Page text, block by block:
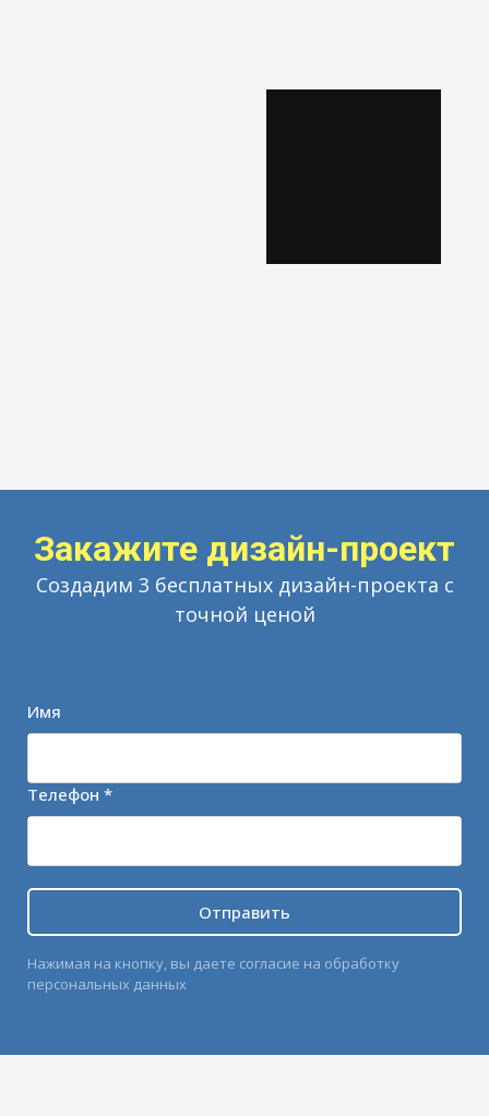
Закажите дизайн-проект
Создадим 3 бесплатных дизайн-проекта с
точной ценой
Имя
Телефон *
Отправить
Нажимая на кнопку, вы даете согласие на обработку
персональных данных